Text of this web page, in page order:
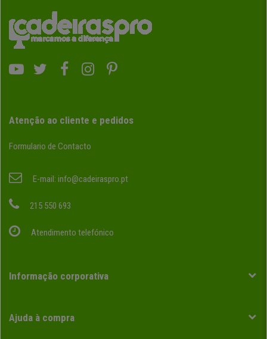
Atenção ao cliente e pedidos
Formulario de Contacto
E-mail: info@cadeiraspro.pt
215 550 693
Atendimento telefónico
Informação corporativa
Ajuda à compra